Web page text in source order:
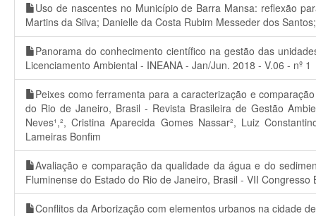
Uso de nascentes no Município de Barra Mansa: reflexão
Martins da Silva; Danielle da Costa Rubim Messeder dos
Panorama do conhecimento científico na gestão das
Licenciamento Ambiental - INEANA - Jan/Jun. 2018 - V.06 - nº 1
Peixes como ferramenta para a caracterização e
do Rio de Janeiro, Brasil - Revista Brasileira de Gestão
Neves¹,², Cristina Aparecida Gomes Nassar², Luiz
Lameiras Bonfim
Avaliação e comparação da qualidade da água e do
Fluminense do Estado do Rio de Janeiro, Brasil - VII
Conflitos da Arborização com elementos urbanos na cidade